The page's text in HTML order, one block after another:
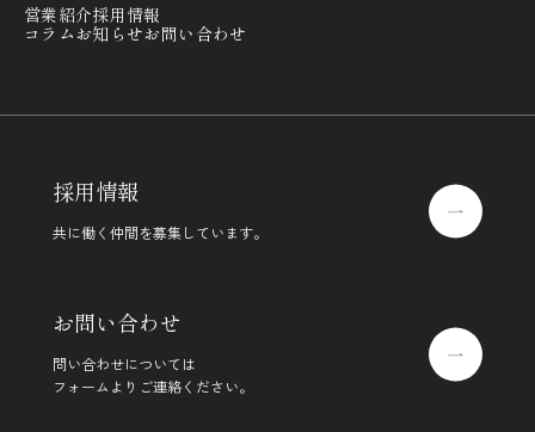
営業紹介採用情報
コラムお知らせお問い合わせ
採用情報
共に働く仲間を募集しています。
お問い合わせ
問い合わせについては
フォームよりご連絡ください。